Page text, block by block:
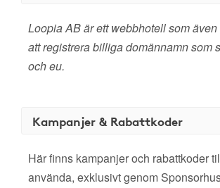
Loopia AB är ett webbhotell som
att registrera billiga domännamn som
och eu.
Kampanjer & Rabattkoder
Här finns kampanjer och rabattkoder
använda, exklusivt genom